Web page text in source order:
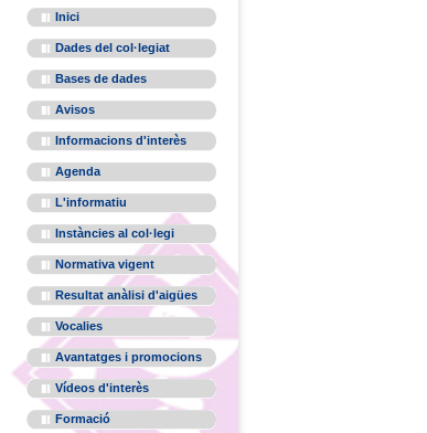
Inici
Dades del col·legiat
Bases de dades
Avisos
Informacions d'interès
Agenda
L'informatiu
Instàncies al col·legi
Normativa vigent
Resultat anàlisi d'aigües
Vocalies
Avantatges i promocions
Vídeos d'interès
Formació